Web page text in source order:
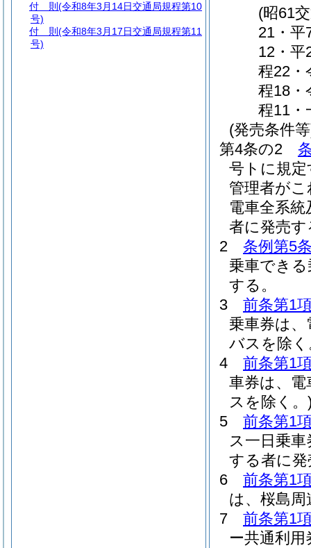
(昭61
21・平
12・平
程22・
程18・
程11・
(発売条件
第4条の2
号トに規
管理者が
電車全系
者に発売す
2
条例第5
乗車でき
する。
3
前条第1
乗車券は
バスを除く
4
前条第1
車券は、電
スを除く。
5
前条第1
ス一日乗
する者に
6
前条第1
は、桜島
7
前条第1
ー共通利
付 則 (令和8年3月14日交通局規程第10
号)
付 則 (令和8年3月17日交通局規程第11
号)